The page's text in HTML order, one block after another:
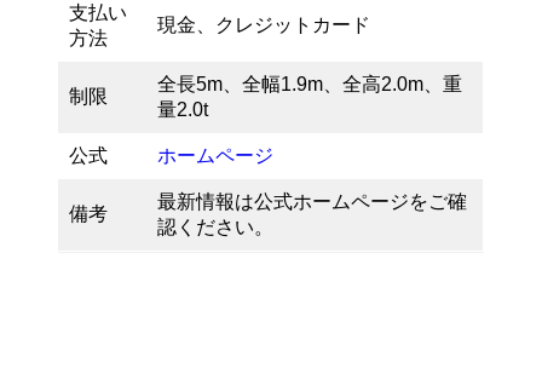
支払い
方法
現金、クレジットカード
制限
全長5m、全幅1.9m、全高2.0m、重
量2.0t
公式 ホームページ
備考
最新情報は公式ホームページをご確
認ください。